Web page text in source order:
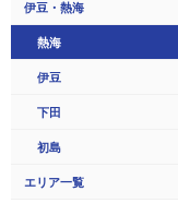
伊豆・熱海
熱海
伊豆
下田
初島
エリア一覧